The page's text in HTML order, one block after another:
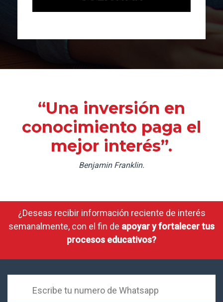
“Una inversión en
conocimiento paga el
mejor interés”.
Benjamin Franklin.
¿Deseas recibir información reciente de interés
semanalmente, con el fin de apoyar y fortalecer tus
procesos educativos?